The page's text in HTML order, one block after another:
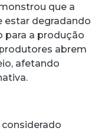
que a
estar degradando
para a produção
abrem
afetando
considerado